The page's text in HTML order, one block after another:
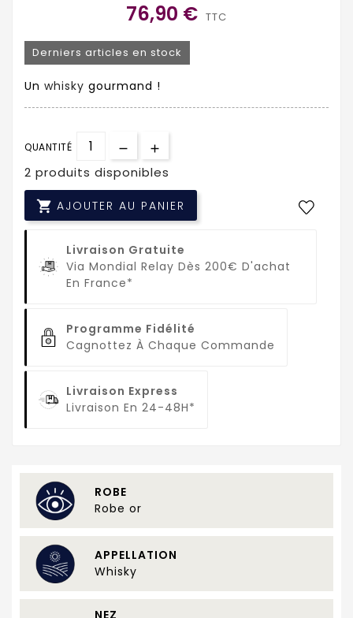
76,90 € TTC
Derniers articles en stock
Un whisky gourmand !
QUANTITÉ
2 produits disponibles
 AJOUTER AU PANIER
Livraison Gratuite
Via Mondial Relay Dès 200€ D'achat
En France*
Programme Fidélité
Cagnottez À Chaque Commande
Livraison Express
Livraison En 24-48H*
ROBE
Robe or
APPELLATION
Whisky